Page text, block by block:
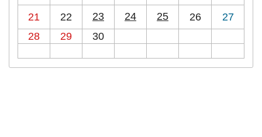
21 22 23 24 25 26
27
28
29 30